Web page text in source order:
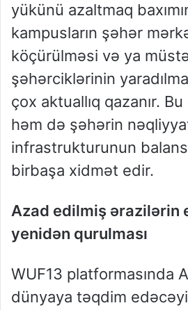
yükünü azaltmaq
kampusların şəhər
köçürülməsi və ya
şəhərciklərinin
çox aktuallıq qazanır.
həm də şəhərin
infrastrukturunun
birbaşa xidmət edir.
Azad edilmiş ərazilərin
yenidən qurulması
WUF13 platformasında
dünyaya təqdim